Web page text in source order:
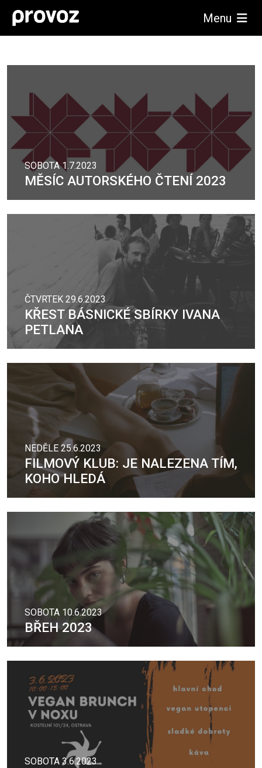
Menu
SOBOTA 1.7.2023
MĚSÍC AUTORSKÉHO ČTENÍ 2023
ČTVRTEK 29.6.2023
KŘEST BÁSNICKÉ SBÍRKY IVANA
PETLANA
NEDĚLE 25.6.2023
FILMOVÝ KLUB: JE NALEZENA TÍM,
KOHO HLEDÁ
SOBOTA 10.6.2023
BŘEH 2023
SOBOTA 3.6.2023